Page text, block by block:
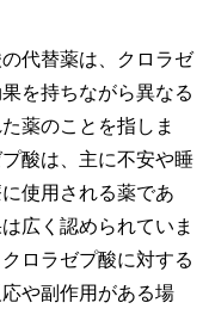
代替薬は、クロラゼ
を持ちながら異なる
薬のことを指しま
酸は、主に不安や睡
使用される薬であ
広く認められていま
ロラゼプ酸に対する
や副作用がある場